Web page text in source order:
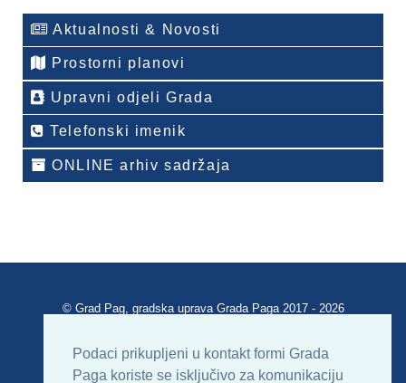
Podaci prikupljeni u kontakt formi Grada
Paga koriste se isključivo za komunikaciju
Aktualnosti & Novosti
Prostorni planovi
Upravni odjeli Grada
Telefonski imenik
ONLINE arhiv sadržaja
© Grad Pag, gradska uprava Grada Paga 2017 - 2026